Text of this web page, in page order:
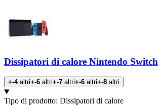
Dissipatori di calore Nintendo Switch
+-4altri+-6 altri+-7 altri+-6 altri+-8 altri
Prodotti
Tipo di prodotto: Dissipatori di calore